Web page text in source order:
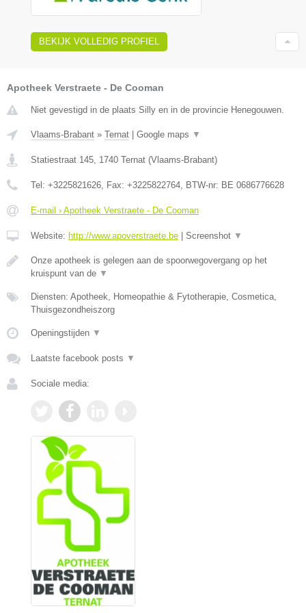
BEKIJK VOLLEDIG PROFIEL
Apotheek Verstraete - De Cooman
Niet gevestigd in de plaats Silly en in de provincie Henegouwen.
Vlaams-Brabant » Ternat Google maps ▼
Statiestraat 145, 1740 Ternat (Vlaams-Brabant)
Tel: +3225821626, Fax: +3225822764, BTW-nr: BE 0686776628
E-mail › Apotheek Verstraete - De Cooman
Website: http://www.apoverstraete.be Screenshot ▼
Onze apotheek is gelegen aan de spoorwegovergang op het
kruispunt van de ▼
Diensten: Apotheek, Homeopathie & Fytotherapie, Cosmetica,
Thuisgezondheiszorg
Openingstijden ▼
Laatste facebook posts ▼
Sociale media: